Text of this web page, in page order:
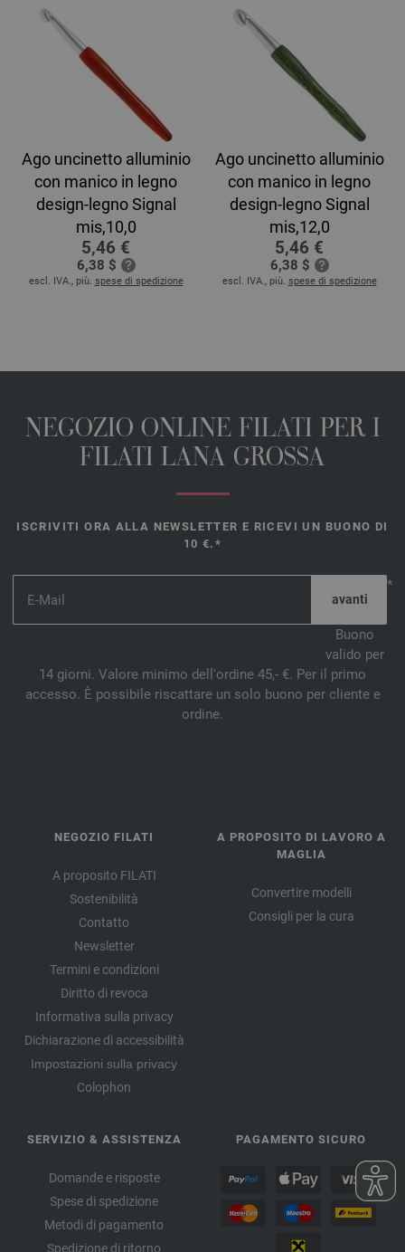
Ago uncinetto alluminio
con manico in legno
design-legno Signal
mis,10,0
5,46 €
6,38 $
escl. IVA., più. spese di spedizione
Ago uncinetto alluminio
con manico in legno
design-legno Signal
mis,12,0
5,46 €
6,38 $
escl. IVA., più. spese di spedizione
NEGOZIO ONLINE FILATI PER I
FILATI LANA GROSSA
ISCRIVITI ORA ALLA NEWSLETTER E RICEVI UN BUONO DI
10 €.*
*
Buono
valido per
14 giorni. Valore minimo dell'ordine 45,- €. Per il primo
accesso. È possibile riscattare un solo buono per cliente e
ordine.
NEGOZIO FILATI
A proposito FILATI
Sostenibilità
Contatto
Newsletter
Termini e condizioni
Diritto di revoca
Informativa sulla privacy
Dichiarazione di accessibilità
Impostazioni sulla privacy
Colophon
A PROPOSITO DI LAVORO A
MAGLIA
Convertire modelli
Consigli per la cura
SERVIZIO & ASSISTENZA
Domande e risposte
Spese di spedizione
Metodi di pagamento
Spedizione di ritorno
PAGAMENTO SICURO